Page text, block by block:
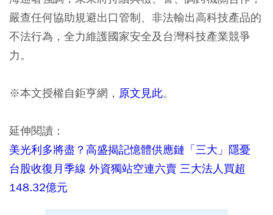
嚴查任何協助規避出口管制、非法輸出高科技產品的
不法行為，全力維護國家安全及台灣科技產業競爭
力。
※本文授權自鉅亨網， 原文見此。
延伸閱讀：
美光利多將盡？高盛揭記憶體供應鏈「三大」隱憂
台股收復月季線 外資獨站空連六賣 三大法人買超
148.32億元